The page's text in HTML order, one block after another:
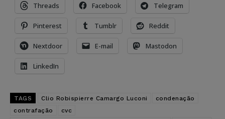
Threads Facebook Telegram
Pinterest Tumblr Reddit
Nextdoor E-mail Mastodon
LinkedIn
TAGS Clio Robispierre Camargo Luconi
condenação
contrafação
cvc